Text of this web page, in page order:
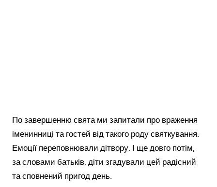
По завершенню свята ми запитали про враження
іменинниці та гостей від такого роду святкування.
Емоції переповнювали дітвору. І ще довго потім,
за словами батьків, діти згадували цей радісний
та сповнений пригод день.